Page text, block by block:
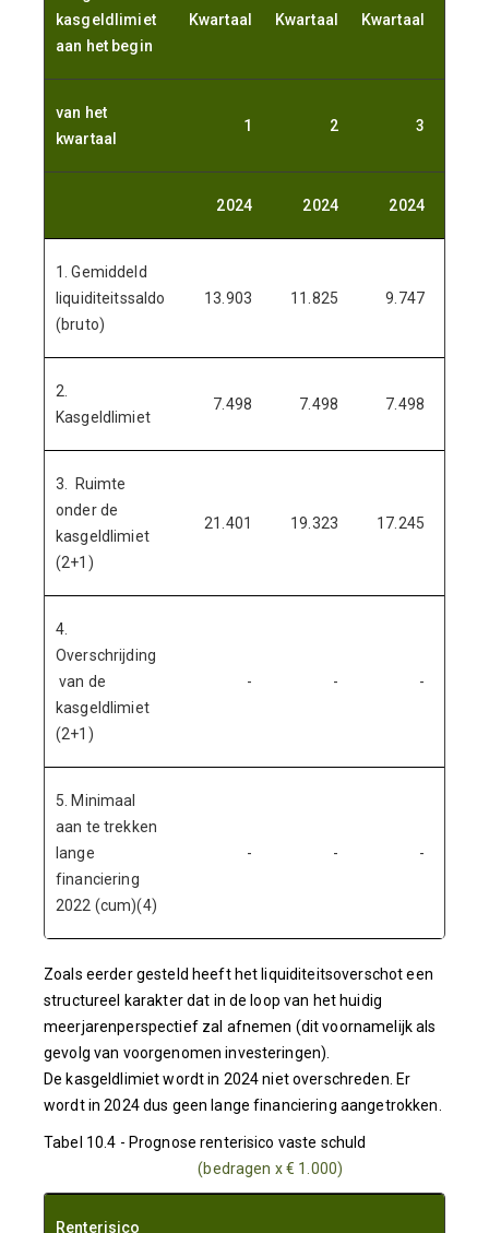
kasgeldlimiet
aan het begin
Kwartaal Kwartaal Kwartaal
van het
kwartaal
1 2 3
2024 2024 2024
1. Gemiddeld
liquiditeitssaldo
(bruto)
13.903 11.825 9.747
2.
Kasgeldlimiet
7.498 7.498 7.498
3. Ruimte
onder de
kasgeldlimiet
(2+1)
21.401 19.323 17.245
4.
Overschrijding
van de
kasgeldlimiet
(2+1)
- - -
5. Minimaal
aan te trekken
lange
financiering
2022 (cum)(4)
- - -
Zoals eerder gesteld heeft het liquiditeitsoverschot een
structureel karakter dat in de loop van het huidig
meerjarenperspectief zal afnemen (dit voornamelijk als
gevolg van voorgenomen investeringen).
De kasgeldlimiet wordt in 2024 niet overschreden. Er
wordt in 2024 dus geen lange financiering aangetrokken.
Tabel 10.4 - Prognose renterisico vaste schuld
(bedragen x € 1.000)
Renterisico